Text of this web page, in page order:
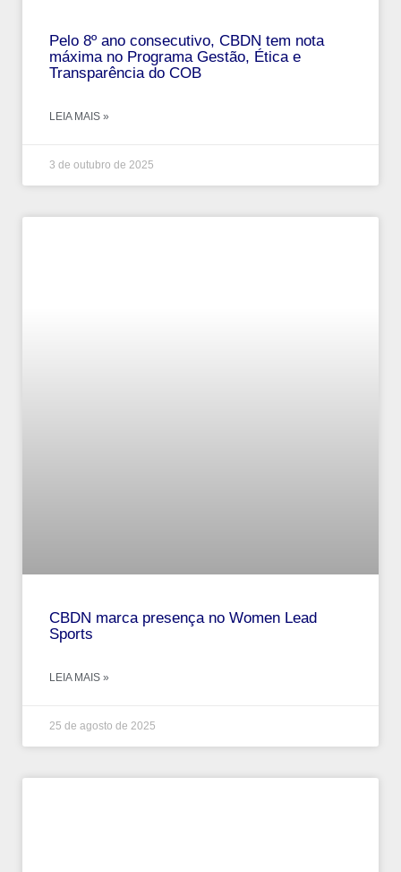
Pelo 8º ano consecutivo, CBDN tem nota
máxima no Programa Gestão, Ética e
Transparência do COB
LEIA MAIS »
3 de outubro de 2025
CBDN marca presença no Women Lead
Sports
LEIA MAIS »
25 de agosto de 2025